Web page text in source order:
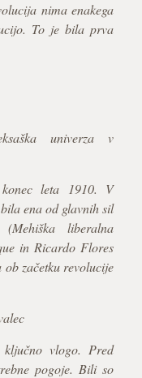
nima enakega
To je bila prva
univerza v
leta 1910. V
ena od glavnih sil
liberalna
in Ricardo Flores
začetku revolucije
vlogo. Pred
pogoje. Bili so